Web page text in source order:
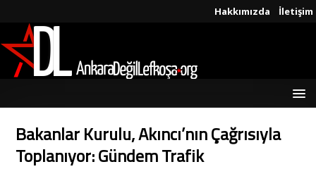
Hakkımızda İletişim
Bakanlar Kurulu, Akıncı’nın Çağrısıyla
Toplanıyor: Gündem Trafik